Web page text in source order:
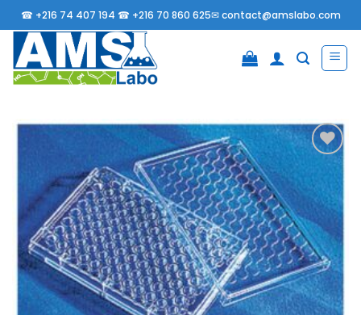
Passer
au
contenu
☎ +216 74 407 194 ☎ +216 70 860 625✉contact@amslabo.com
Ajouter
à la
liste
d’envies